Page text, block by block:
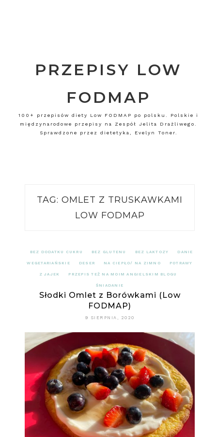
PRZEPISY LOW
FODMAP
100+ przepisów diety Low FODMAP po polsku. Polskie i
międzynarodowe przepisy na Zespół Jelita Drażliwego.
Sprawdzone przez dietetyka, Evelyn Toner.
TAG: OMLET Z TRUSKAWKAMI
LOW FODMAP
BEZ DODATKU CUKRU BEZ GLUTENU BEZ LAKTOZY DANIE
WEGETARIAŃSKIE DESER NA CIEPŁO/ NA ZIMNO POTRAWY
Z JAJEK PRZEPIS TEŻ NA MOIM ANGIELSKIM BLOGU
ŚNIADANIE
Słodki Omlet z Borówkami (Low
FODMAP)
9 SIERPNIA, 2020